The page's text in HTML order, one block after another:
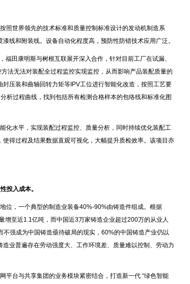
照世界领先的技术标准和质量控制标准设计的发动机制造系
线和附装线。设备自动化程度高，预防性防错技术应用广泛。
田康明斯与树根互联展开深入合作，针对目前工厂在试漏、
法无法对装配全过程监控实现监控，从而影响产品装配质量的
压装和曲轴回转力矩等IPV工位进行智能化改造，按照工艺要
析过程曲线，找到包括所有检测合格样本的包络线和标准化图
化水平，实现装配过程监控、质量分析，同时持续优化装配工
得过程及结果数据直观可视化，大幅提升质检效率。该项目亦
投入成本。
位，一个典型的制造业装备40%-90%由铸造件组成。根据
增至近1.1亿吨，而中国近3万家铸造企业超过200万的从业人
强成为中国铸造亟待破局的现实，60%的中国铸造产业仍以
业普遍存在劳动强度大、工作环境差、质量难以控制、劳动力
平台与共享集团的业务模块紧密结合，打造新一代 “绿色智能